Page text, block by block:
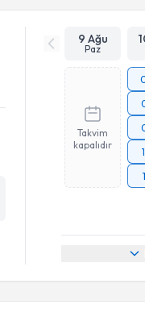
9 Ağu
Paz
Takvim
kapalıdır